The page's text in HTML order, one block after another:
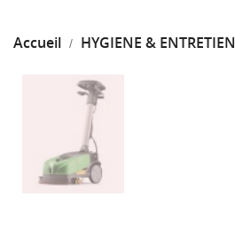
Accueil HYGIENE & ENTRETIEN